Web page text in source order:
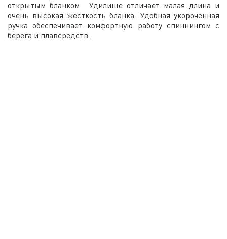
открытым бланком. Удилище отличает малая длина и
очень высокая жесткость бланка. Удобная укороченная
ручка обеспечивает комфортную работу спиннингом с
берега и плавсредств.